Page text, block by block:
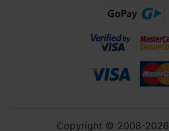
Copyright © 2008-2026